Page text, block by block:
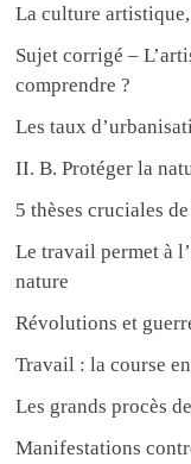
La culture
Sujet corrigé –
comprendre ?
Les taux
II. B. Protéger la
5 thèses cruciales
Le travail permet à
nature
Révolutions et
Travail : la course
Les grands procès
Manifestations